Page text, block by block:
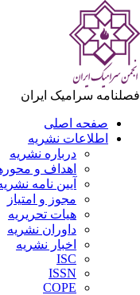
سرامیک ایران
صفحه اصلی
اطلاعات نشریه
درباره نشریه
اهداف و محورها
آیین نامه نشریه
مجوز و امتیاز
هیات تحریریه
داوران نشریه
اخبار نشریه
ISC
ISSN
COPE